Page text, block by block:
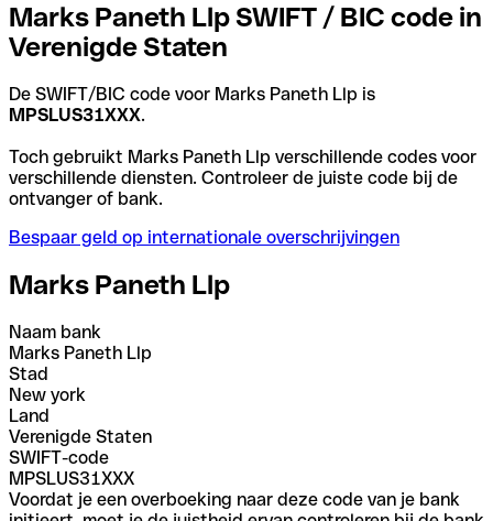
Marks Paneth Llp SWIFT / BIC code in
Verenigde Staten
De SWIFT/BIC code voor Marks Paneth Llp is
MPSLUS31XXX.
Toch gebruikt Marks Paneth Llp verschillende codes voor
verschillende diensten. Controleer de juiste code bij de
ontvanger of bank.
Bespaar geld op internationale overschrijvingen
Marks Paneth Llp
Naam bank
Marks Paneth Llp
Stad
New york
Land
Verenigde Staten
SWIFT-code
MPSLUS31XXX
Voordat je een overboeking naar deze code van je bank